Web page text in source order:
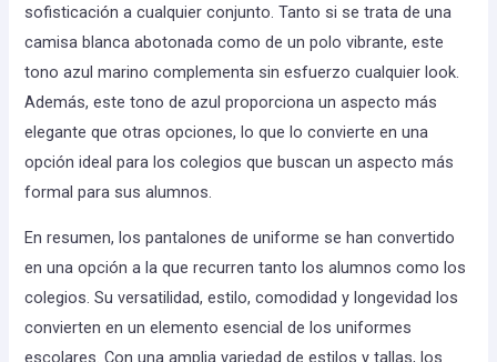
sofisticación a cualquier conjunto. Tanto si se trata de una
camisa blanca abotonada como de un polo vibrante, este
tono azul marino complementa sin esfuerzo cualquier look.
Además, este tono de azul proporciona un aspecto más
elegante que otras opciones, lo que lo convierte en una
opción ideal para los colegios que buscan un aspecto más
formal para sus alumnos.
En resumen, los pantalones de uniforme se han convertido
en una opción a la que recurren tanto los alumnos como los
colegios. Su versatilidad, estilo, comodidad y longevidad los
convierten en un elemento esencial de los uniformes
escolares. Con una amplia variedad de estilos y tallas, los